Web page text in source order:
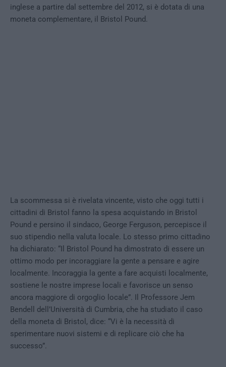
inglese a partire dal settembre del 2012, si è dotata di una
moneta complementare, il Bristol Pound.
La scommessa si è rivelata vincente, visto che oggi tutti i
cittadini di Bristol fanno la spesa acquistando in Bristol
Pound e persino il sindaco, George Ferguson, percepisce il
suo stipendio nella valuta locale. Lo stesso primo cittadino
ha dichiarato: “Il Bristol Pound ha dimostrato di essere un
ottimo modo per incoraggiare la gente a pensare e agire
localmente. Incoraggia la gente a fare acquisti localmente,
sostiene le nostre imprese locali e favorisce un senso
ancora maggiore di orgoglio locale”. Il Professore Jem
Bendell dell’Università di Cumbria, che ha studiato il caso
della moneta di Bristol, dice: “Vi è la necessità di
sperimentare nuovi sistemi e di replicare ciò che ha
successo”.